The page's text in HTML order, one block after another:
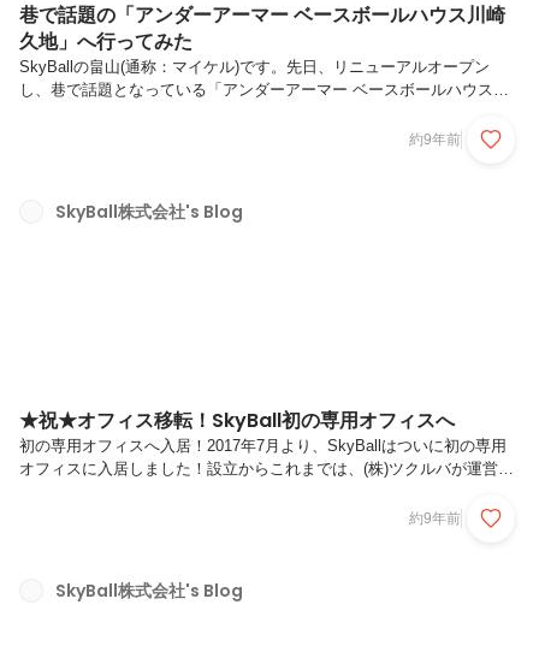
巷で話題の「アンダーアーマー ベースボールハウス川崎
久地」へ行ってみた
SkyBallの畠山(通称：マイケル)です。先日、リニューアルオープン
し、巷で話題となっている「アンダーアーマー ベースボールハウス川
崎久地とは？アンダーアーマー国内直営店の中で唯一ベースボールに特
ンダーアーマーのショップとバッティングセンターが併設され、２階に
はバッティングセンターに加えて、グローブ工房や実際に販売もしてい
約9年前
SkyBall株式会社's Blog
★祝★オフィス移転！SkyBall初の専用オフィスへ
初の専用オフィスへ入居！2017年7月より、SkyBallはついに初の専用
オフィスに入居しました！設立からこれまでは、(株)ツクルバが運営す
が、今後の更なる成長に向けて同じく(株)ツクルバが運営する渋谷のシ
「スタートアップの朝をもっとGOODに！」をコンセプトとしデザイン
された渋谷のシェアオフィスで、THE BRIDGEやANR...
約9年前
SkyBall株式会社's Blog